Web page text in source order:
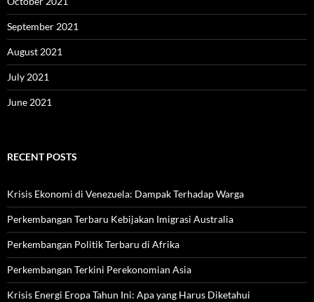
September 2021
August 2021
July 2021
June 2021
RECENT POSTS
Krisis Ekonomi di Venezuela: Dampak Terhadap Warga
Perkembangan Terbaru Kebijakan Imigrasi Australia
Perkembangan Politik Terbaru di Afrika
Perkembangan Terkini Perekonomian Asia
Krisis Energi Eropa Tahun Ini: Apa yang Harus Diketahui